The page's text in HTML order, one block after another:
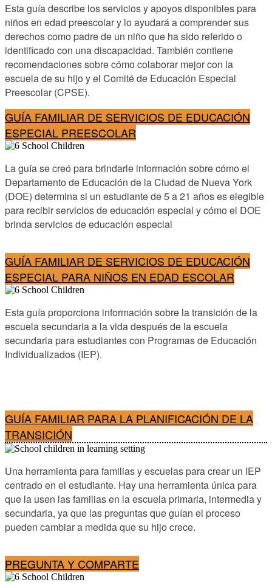
Esta guía describe los servicios y apoyos disponibles para
niños en edad preescolar y lo ayudará a comprender sus
derechos como padre de un niño que ha sido referido o
identificado con una discapacidad. También contiene
recomendaciones sobre cómo colaborar mejor con la
escuela de su hijo y el Comité de Educación Especial
Preescolar (CPSE).
GUÍA FAMILIAR DE SERVICIOS DE EDUCACIÓN
ESPECIAL PREESCOLAR
La guía se creó para brindarle información sobre cómo el
Departamento de Educación de la Ciudad de Nueva York
(DOE) determina si un estudiante de 5 a 21 años es elegible
para recibir servicios de educación especial y cómo el DOE
brinda servicios de educación especial
GUÍA FAMILIAR DE SERVICIOS DE EDUCACIÓN
ESPECIAL PARA NIÑOS EN EDAD ESCOLAR
Esta guía proporciona información sobre la transición de la
escuela secundaria a la vida después de la escuela
secundaria para estudiantes con Programas de Educación
Individualizados (IEP).
GUÍA FAMILIAR PARA LA PLANIFICACIÓN DE LA
TRANSICIÓN
Una herramienta para familias y escuelas para crear un IEP
centrado en el estudiante. Hay una herramienta única para
que la usen las familias en la escuela primaria, intermedia y
secundaria, ya que las preguntas que guían el proceso
pueden cambiar a medida que su hijo crece.
PREGUNTA Y COMPARTE